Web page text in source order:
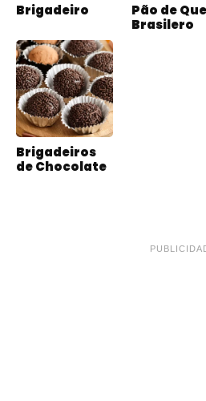
Brigadeiro
Pão de
Brasilero
Brigadeiros
de Chocolate